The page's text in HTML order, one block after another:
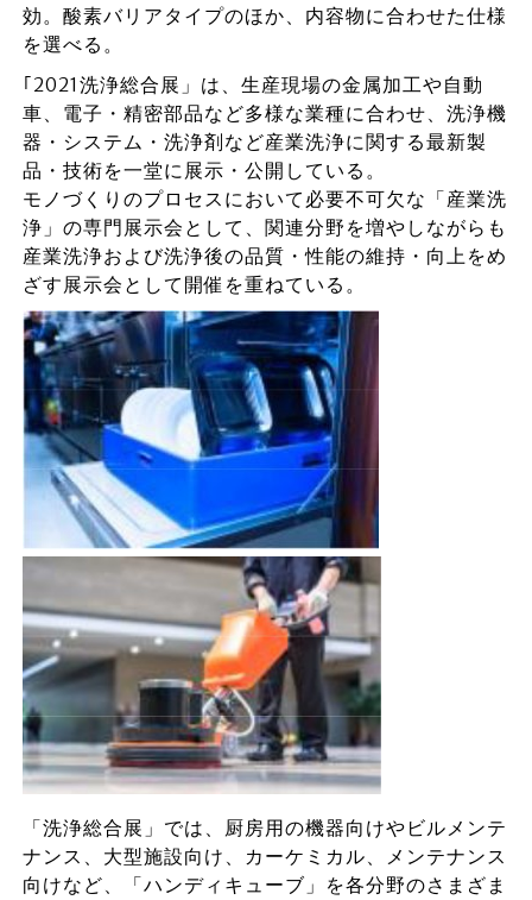
効。酸素バリアタイプのほか、内容物に合わせた仕様
を選べる。
｢2021洗浄総合展」は、生産現場の金属加工や自動
車、電子・精密部品など多様な業種に合わせ、洗浄機
器・システム・洗浄剤など産業洗浄に関する最新製
品・技術を一堂に展示・公開している。
モノづくりのプロセスにおいて必要不可欠な「産業洗
浄」の専門展示会として、関連分野を増やしながらも
産業洗浄および洗浄後の品質・性能の維持・向上をめ
ざす展示会として開催を重ねている。
「洗浄総合展」では、厨房用の機器向けやビルメンテ
ナンス、大型施設向け、カーケミカル、メンテナンス
向けなど、「ハンディキューブ」を各分野のさまざま